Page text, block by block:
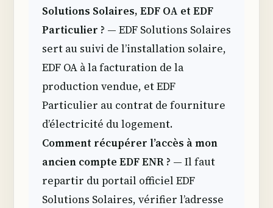
Solutions Solaires, EDF OA et EDF
Particulier ? — EDF Solutions Solaires
sert au suivi de l’installation solaire,
EDF OA à la facturation de la
production vendue, et EDF
Particulier au contrat de fourniture
d’électricité du logement.
Comment récupérer l’accès à mon
ancien compte EDF ENR ? — Il faut
repartir du portail officiel EDF
Solutions Solaires, vérifier l’adresse